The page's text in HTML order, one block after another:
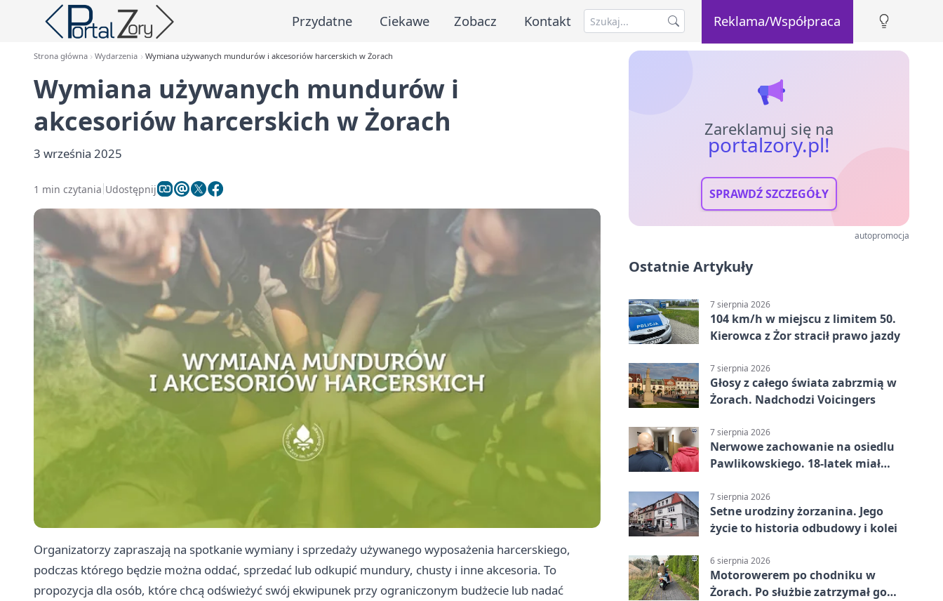
Przydatne Ciekawe Zobacz Kontakt Reklama/Współpraca
Strona główna Wydarzenia Wymiana używanych mundurów i akcesoriów harcerskich w Żorach
Wymiana używanych mundurów i
akcesoriów harcerskich w Żorach
3 września 2025
1 min czytania Udostępnij
Organizatorzy zapraszają na spotkanie wymiany i sprzedaży używanego wyposażenia harcerskiego,
podczas którego będzie można oddać, sprzedać lub odkupić mundury, chusty i inne akcesoria. To
propozycja dla osób, które chcą odświeżyć swój ekwipunek przy ograniczonym budżecie lub nadać
Zareklamuj się na
portalzory.pl!
SPRAWDŹ SZCZEGÓŁY
autopromocja
Ostatnie Artykuły
7 sierpnia 2026
104 km/h w miejscu z limitem 50.
Kierowca z Żor stracił prawo jazdy
7 sierpnia 2026
Głosy z całego świata zabrzmią w
Żorach. Nadchodzi Voicingers
7 sierpnia 2026
Nerwowe zachowanie na osiedlu
Pawlikowskiego. 18-latek miał
7 sierpnia 2026
Setne urodziny żorzanina. Jego
życie to historia odbudowy i kolei
6 sierpnia 2026
Motorowerem po chodniku w
Żorach. Po służbie zatrzymał go